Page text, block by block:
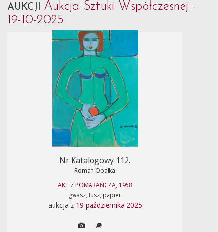
AUKCJI Aukcja Sztuki Współczesnej -
19-10-2025
Nr Katalogowy 112.
Roman Opałka
AKT Z POMARAŃCZĄ, 1958
gwasz, tusz, papier
aukcja z 19 października 2025